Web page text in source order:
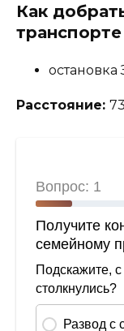
Как
транспорте
остановка
Расстояние: